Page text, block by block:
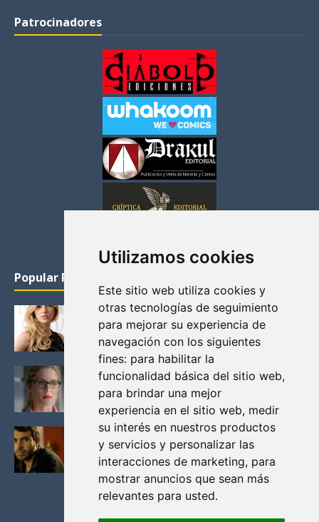
Utilizamos cookies
Este sitio web utiliza cookies y
otras tecnologías de seguimiento
para mejorar su experiencia de
navegación con los siguientes
fines: para habilitar la
funcionalidad básica del sitio web,
para brindar una mejor
experiencia en el sitio web, medir
su interés en nuestros productos
y servicios y personalizar las
interacciones de marketing, para
mostrar anuncios que sean más
relevantes para usted.
Patrocinadores
Popular Posts
KATHERYN WINNICK: LA ACTRIZ MAS GUAPA DE
VIKINGOS
Junio 14, 2013
FELICITY (EMILY BETT RICKARDS), LAS FOTOS
MAS BONITAS DE LA ALIADA DE ARROW
Noviembre 30, 2013
BLACK MIRROR: TODA TU HISTORIA. EPISODIO 3.
LA CRITICA
Mayo 17, 2012